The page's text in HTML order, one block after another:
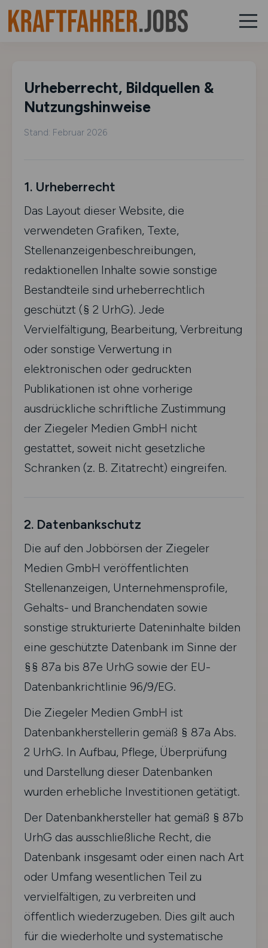
Urheberrecht, Bildquellen &
Nutzungshinweise
Stand: Februar 2026
1. Urheberrecht
Das Layout dieser Website, die
verwendeten Grafiken, Texte,
Stellenanzeigenbeschreibungen,
redaktionellen Inhalte sowie sonstige
Bestandteile sind urheberrechtlich
geschützt (§ 2 UrhG). Jede
Vervielfältigung, Bearbeitung, Verbreitung
oder sonstige Verwertung in
elektronischen oder gedruckten
Publikationen ist ohne vorherige
ausdrückliche schriftliche Zustimmung
der Ziegeler Medien GmbH nicht
gestattet, soweit nicht gesetzliche
Schranken (z. B. Zitatrecht) eingreifen.
2. Datenbankschutz
Die auf den Jobbörsen der Ziegeler
Medien GmbH veröffentlichten
Stellenanzeigen, Unternehmensprofile,
Gehalts- und Branchendaten sowie
sonstige strukturierte Dateninhalte bilden
eine geschützte Datenbank im Sinne der
§§ 87a bis 87e UrhG sowie der EU-
Datenbankrichtlinie 96/9/EG.
Die Ziegeler Medien GmbH ist
Datenbankherstellerin gemäß § 87a Abs.
2 UrhG. In Aufbau, Pflege, Überprüfung
und Darstellung dieser Datenbanken
wurden erhebliche Investitionen getätigt.
Der Datenbankhersteller hat gemäß § 87b
UrhG das ausschließliche Recht, die
Datenbank insgesamt oder einen nach Art
oder Umfang wesentlichen Teil zu
vervielfältigen, zu verbreiten und
öffentlich wiederzugeben. Dies gilt auch
für die wiederholte und systematische